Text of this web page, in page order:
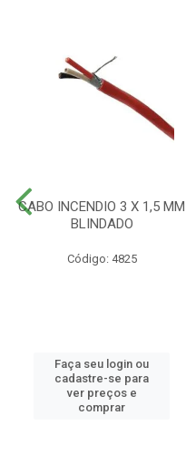
CABO INCENDIO 3 X 1,5 MM
BLINDADO
Código: 4825
Faça seu login ou
cadastre-se para
ver preços e
comprar